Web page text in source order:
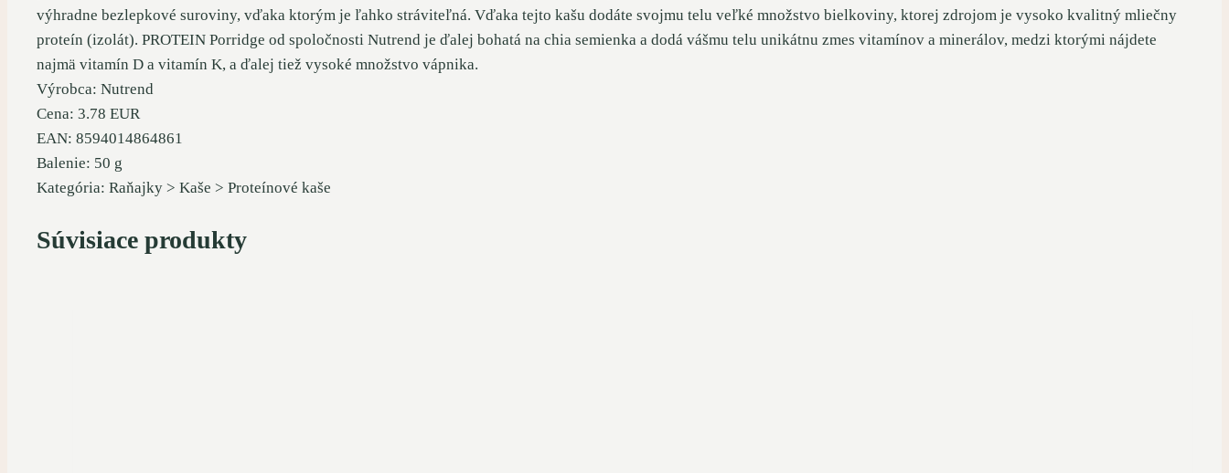
výhradne bezlepkové suroviny, vďaka ktorým je ľahko stráviteľná. Vďaka tejto kašu dodáte svojmu telu veľké množstvo bielkoviny, ktorej zdrojom je vysoko kvalitný mliečny
proteín (izolát). PROTEIN Porridge od spoločnosti Nutrend je ďalej bohatá na chia semienka a dodá vášmu telu unikátnu zmes vitamínov a minerálov, medzi ktorými nájdete
najmä vitamín D a vitamín K, a ďalej tiež vysoké množstvo vápnika.
Výrobca: Nutrend
Cena: 3.78 EUR
EAN: 8594014864861
Balenie: 50 g
Kategória: Raňajky > Kaše > Proteínové kaše
Súvisiace produkty